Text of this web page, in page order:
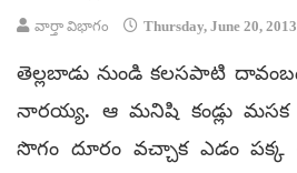
వార్తా విభాగం Thursday, June 20, 2013
తెల్లబాడు నుండి కలసపాటి
నారయ్య. ఆ మనిషి కండ్లు మసక
సొగం దూరం వచ్చాక ఎడం